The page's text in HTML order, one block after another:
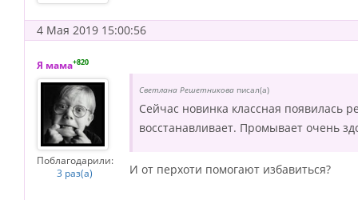
4 Мая 2019 15:00:56
Я мама+820
Поблагодарили:
3 раз(а)
Светлана Решетникова писал(а)
Сейчас новинка классная появилась
восстанавливает. Промывает очень
И от перхоти помогают избавиться?